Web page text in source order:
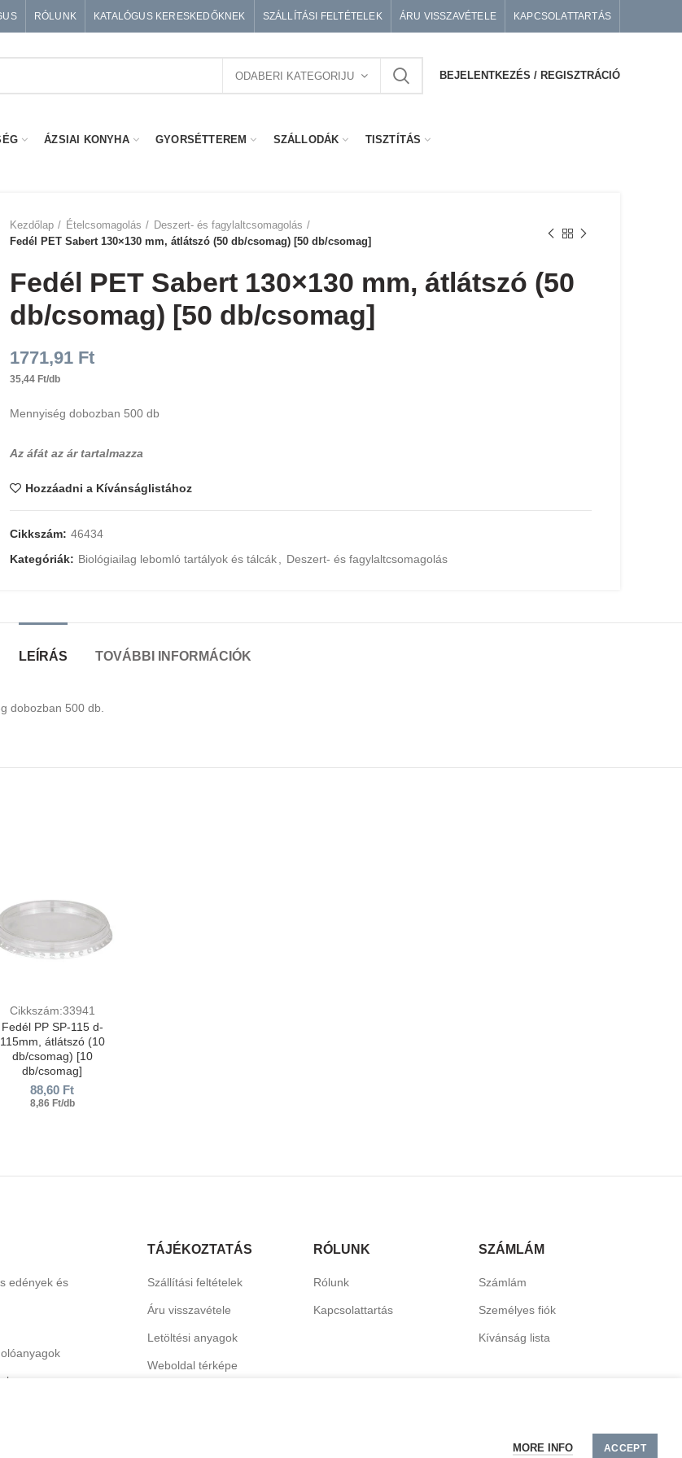
RÓLUNK KATALÓGUS KERESKEDŐKNEK SZÁLLÍTÁSI FELTÉTELEK ÁRU VISSZAVÉTELE KAPCSOLATTARTÁS
ODABERI KATEGORIJU BEJELENTKEZÉS / REGISZTRÁCIÓ
ÁZSIAI KONYHA GYORSÉTTEREM SZÁLLODÁK TISZTÍTÁS
Kezdőlap Ételcsomagolás
Deszert- és fagylaltcsomagolás
Fedél PET Sabert 130×130 mm, átlátszó (50 db/csomag) [50 db/csomag]
Fedél PET Sabert 130×130 mm, átlátszó (50
db/csomag) [50 db/csomag]
1771,91 Ft
35,44 Ft/db
Mennyiség dobozban 500 db
Az áfát az ár tartalmazza
Hozzáadni a Kívánságlistához
Cikkszám: 46434
Kategóriák: Biológiailag lebomló tartályok és tálcák Deszert- és fagylaltcsomagolás
LEÍRÁS TOVÁBBI INFORMÁCIÓK
dobozban 500 db.
Cikkszám:33941
Fedél PP SP-115 d-
115mm, átlátszó (10
db/csomag) [10
db/csomag]
88,60 Ft
8,86 Ft/db
edények és
TÁJÉKOZTATÁS
Szállítási feltételek
Áru visszavétele
Letöltési anyagok
Weboldal térképe
RÓLUNK
Rólunk
Kapcsolattartás
SZÁMLÁM
Számlám
Személyes fiók
Kívánság lista
MORE INFO ACCEPT